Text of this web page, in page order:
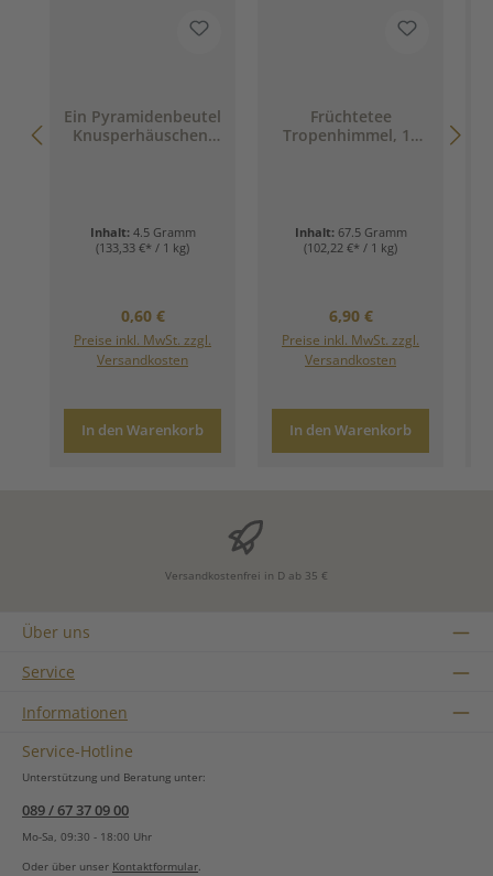
Ein Pyramidenbeutel
Knusperhäuschen,
Inhalt: 4.5 Gramm
(133,33 €* / 1 kg)
Regulärer Preis:
0,60 €
Preise inkl. MwSt. zzgl.
Versandkosten
In den Warenkorb
Früchtetee
Tropenhimmel, 15
Inhalt: 67.5 Gramm
(102,22 €* / 1 kg)
Regulärer Preis:
6,90 €
Preise inkl. MwSt. zzgl.
Versandkosten
In den Warenkorb
Versandkostenfrei in D ab 35 €
Über uns
Service
Informationen
Service-Hotline
Unterstützung und Beratung unter:
089 / 67 37 09 00
Mo-Sa, 09:30 - 18:00 Uhr
Oder über unser Kontaktformular.